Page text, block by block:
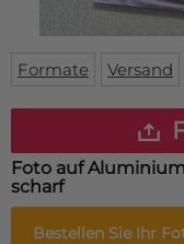
Fußmatte
Bodenmatte
Custom skateboard
Über uns
Login
WhatsApp
Formate Versand
Foto auf
scharf
Bestellen Sie Ihr